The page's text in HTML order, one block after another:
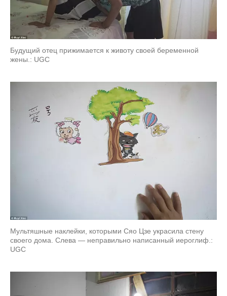
Будущий отец прижимается к животу своей беременной
жены.: UGC
Мультяшные наклейки, которыми Сяо Цзе украсила стену
своего дома. Слева — неправильно написанный иероглиф.:
UGC